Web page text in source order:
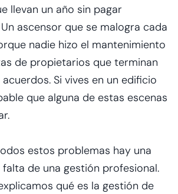
llevan un año sin pagar
ascensor que se malogra cada
nadie hizo el mantenimiento
de propietarios que terminan
Si vives en un edificio
que alguna de estas escenas
estos problemas hay una
falta de una gestión profesional.
qué es la gestión de